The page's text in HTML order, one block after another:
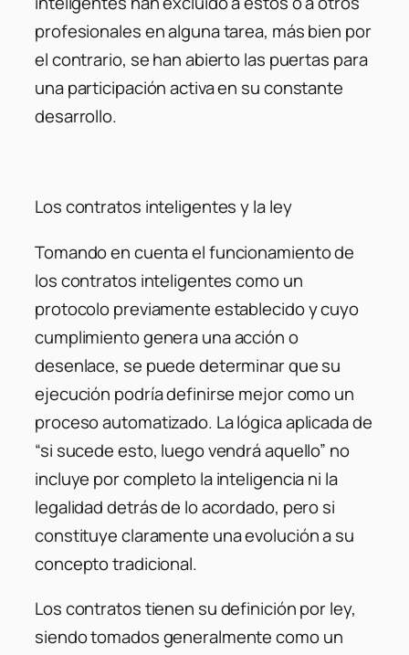
profesionales en alguna tarea, más bien por
el contrario, se han abierto las puertas para
una participación activa en su constante
desarrollo.
Los contratos inteligentes y la ley
Tomando en cuenta el funcionamiento de
los contratos inteligentes como un
protocolo previamente establecido y cuyo
cumplimiento genera una acción o
desenlace, se puede determinar que su
ejecución podría definirse mejor como un
proceso automatizado. La lógica aplicada de
“si sucede esto, luego vendrá aquello” no
incluye por completo la inteligencia ni la
legalidad detrás de lo acordado, pero si
constituye claramente una evolución a su
concepto tradicional.
Los contratos tienen su definición por ley,
siendo tomados generalmente como un